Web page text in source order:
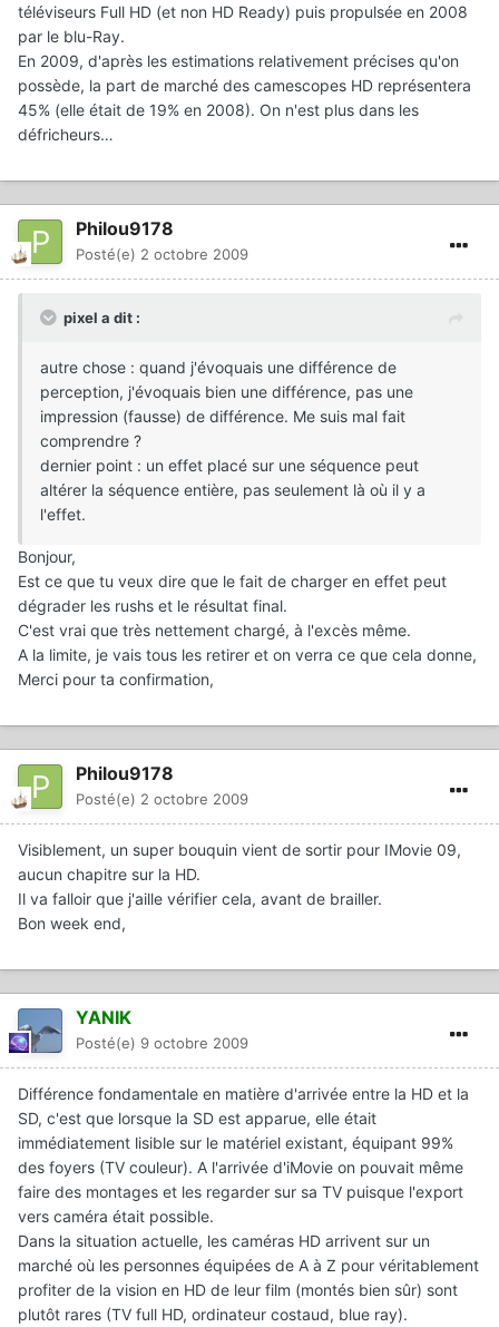
téléviseurs Full HD (et non HD Ready) puis propulsée en 2008
par le blu-Ray.
En 2009, d'après les estimations relativement précises qu'on
possède, la part de marché des camescopes HD représentera
45% (elle était de 19% en 2008). On n'est plus dans les
défricheurs…
Philou9178
Posté(e) 2 octobre 2009
pixel a dit :
autre chose : quand j'évoquais une différence de
perception, j'évoquais bien une différence, pas une
impression (fausse) de différence. Me suis mal fait
comprendre ?
dernier point : un effet placé sur une séquence peut
altérer la séquence entière, pas seulement là où il y a
l'effet.
Bonjour,
Est ce que tu veux dire que le fait de charger en effet peut
dégrader les rushs et le résultat final.
C'est vrai que très nettement chargé, à l'excès même.
A la limite, je vais tous les retirer et on verra ce que cela donne,
Merci pour ta confirmation,
Philou9178
Posté(e) 2 octobre 2009
Visiblement, un super bouquin vient de sortir pour IMovie 09,
aucun chapitre sur la HD.
Il va falloir que j'aille vérifier cela, avant de brailler.
Bon week end,
YANIK
Posté(e) 9 octobre 2009
Différence fondamentale en matière d'arrivée entre la HD et la
SD, c'est que lorsque la SD est apparue, elle était
immédiatement lisible sur le matériel existant, équipant 99%
des foyers (TV couleur). A l'arrivée d'iMovie on pouvait même
faire des montages et les regarder sur sa TV puisque l'export
vers caméra était possible.
Dans la situation actuelle, les caméras HD arrivent sur un
marché où les personnes équipées de A à Z pour véritablement
profiter de la vision en HD de leur film (montés bien sûr) sont
plutôt rares (TV full HD, ordinateur costaud, blue ray).